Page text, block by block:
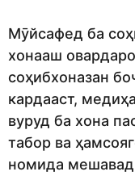
Мӯйсафед ба
хонааш
соҳибхоназан
кардааст,
вуруд ба хона
табор ва
номида